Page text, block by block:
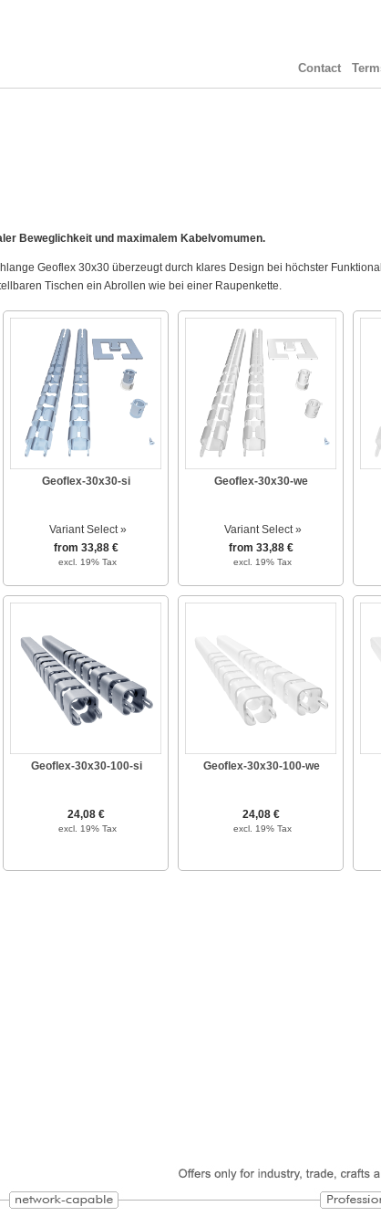
Contact
Beweglichkeit und maximalem Kabelvomumen.
Geoflex 30x30 überzeugt durch klares Design bei höchster
Tischen ein Abrollen wie bei einer Raupenkette.
Geoflex-30x30-si
Variant Select »
from 33,88 €
excl. 19% Tax
Geoflex-30x30-we
Variant Select »
from 33,88 €
excl. 19% Tax
Geoflex-30x30-100-si
24,08 €
excl. 19% Tax
Geoflex-30x30-100-we
24,08 €
excl. 19% Tax